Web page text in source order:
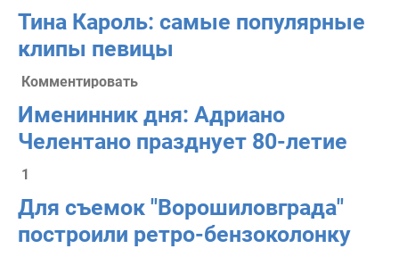
Тина Кароль: самые популярные
клипы певицы
Комментировать
Именинник дня: Адриано
Челентано празднует 80-летие
1
Для съемок "Ворошиловграда"
построили ретро-бензоколонку